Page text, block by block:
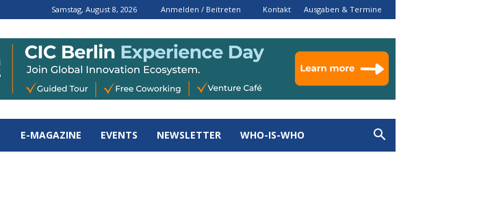
Samstag, August 8, 2026 Anmelden / Beitreten Kontakt Ausgaben & Termine
E-MAGAZINE EVENTS NEWSLETTER WHO-IS-WHO